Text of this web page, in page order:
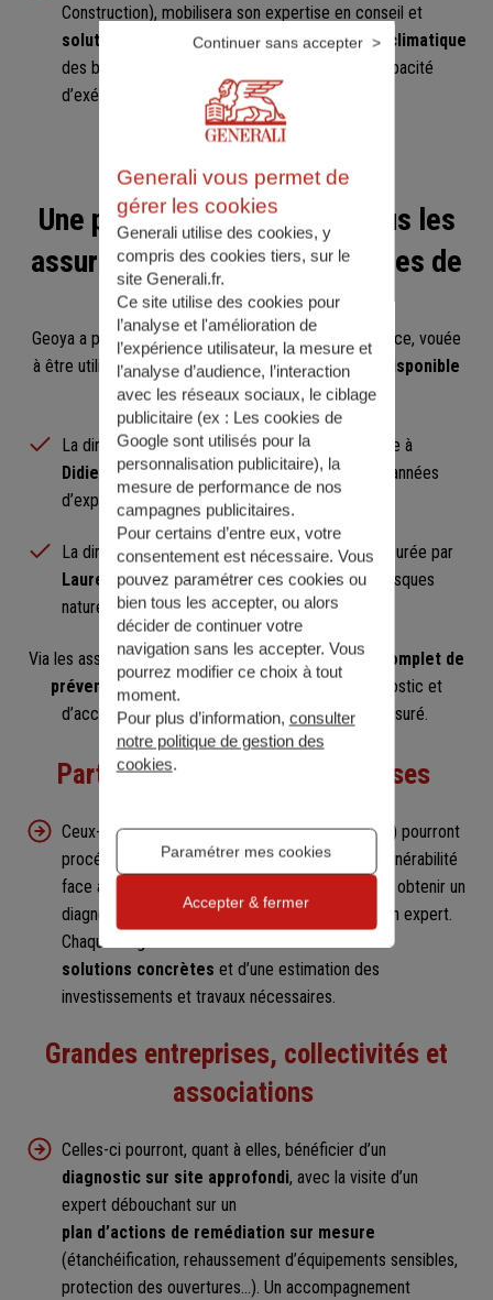
Construction), mobilisera son expertise en conseil et
solutions pour l’adaptation au changement climatique
des bâtiments et infrastructures, ainsi que sa capacité
d’exécution à grande échelle.
Une plateforme ouverte à tous les
assureurs, offrant des réponses de
prévention graduées
Geoya a pour ambition de devenir une solution de place, vouée
à être utilisée par d’autres assureurs du marché et
disponible
sur souscription .
La direction générale de l’entreprise sera confiée à
Didier Cadic, polytechnicien, bénéficiant de 20 années
d’expérience en entreprenariat et innovation.
La direction des opérations et du digital sera assurée par
Laurent Boissier, docteur en géographie des risques
naturels.
Via les assureurs,Geoya proposera un parcours complet de
prévention , structuré autour de niveaux de diagnostic et
d’accompagnement adaptés à chaque profil d’assuré.
Particuliers et petites entreprises
Ceux-ci (y compris les artisans et commerçants) pourront
procéder à un autodiagnostic fiable sur leur vulnérabilité
face aux risques climatiques, puis, si nécessaire, obtenir un
diagnostic à distance et/ou sur site réalisé par un expert.
Chaque diagnostic sera assorti d’une liste de
solutions concrètes et d’une estimation des
investissements et travaux nécessaires.
Grandes entreprises, collectivités et
associations
Celles-ci pourront, quant à elles, bénéficier d’un
diagnostic sur site approfondi, avec la visite d’un
expert débouchant sur un
plan d’actions de remédiation sur mesure
(étanchéification, rehaussement d’équipements sensibles,
protection des ouvertures…). Un accompagnement
Generali vous permet de
gérer les cookies
Generali utilise des cookies, y
compris des cookies tiers, sur le
site Generali.fr.
Ce site utilise des cookies pour
l’analyse et l'amélioration de
l’expérience utilisateur, la mesure et
l’analyse d’audience, l’interaction
avec les réseaux sociaux, le ciblage
publicitaire (ex : Les cookies de
Google sont utilisés pour la
personnalisation publicitaire), la
mesure de performance de nos
campagnes publicitaires.
Pour certains d’entre eux, votre
consentement est nécessaire. Vous
pouvez paramétrer ces cookies ou
bien tous les accepter, ou alors
décider de continuer votre
navigation sans les accepter. Vous
pourrez modifier ce choix à tout
moment.
Pour plus d’information, consulter
notre politique de gestion des
cookies.
Paramétrer mes cookies
Continuer sans accepter
Accepter & fermer